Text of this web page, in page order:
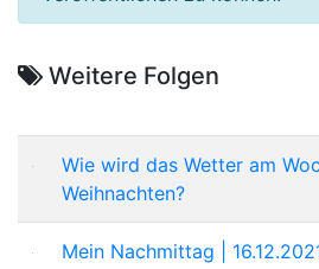
Weitere Folgen
Wie wird das Wetter am
Weihnachten?
Mein Nachmittag |